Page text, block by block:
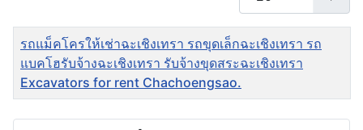
ชื่อ
รถแม็คโครให้เช่าฉะเชิงเทรา รถขุดเล็กฉะเชิงเทรา รถ
แบคโฮรับจ้างฉะเชิงเทรา รับจ้างขุดสระฉะเชิงเทรา
Excavators for rent Chachoengsao.